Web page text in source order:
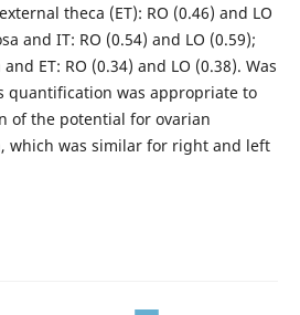
theca (ET): RO (0.46) and LO
and IT: RO (0.54) and LO (0.59);
ET: RO (0.34) and LO (0.38). Was
quantification was appropriate to
of the potential for ovarian
which was similar for right and left